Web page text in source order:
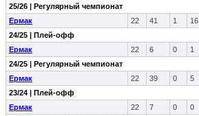
25/26 | Регулярный чемпионат
Ермак
22 41 1 16
24/25 | Плей-офф
Ермак
22 6 0 1
24/25 | Регулярный чемпионат
Ермак
22 39 0 5
23/24 | Плей-офф
Ермак
22 7 0 0